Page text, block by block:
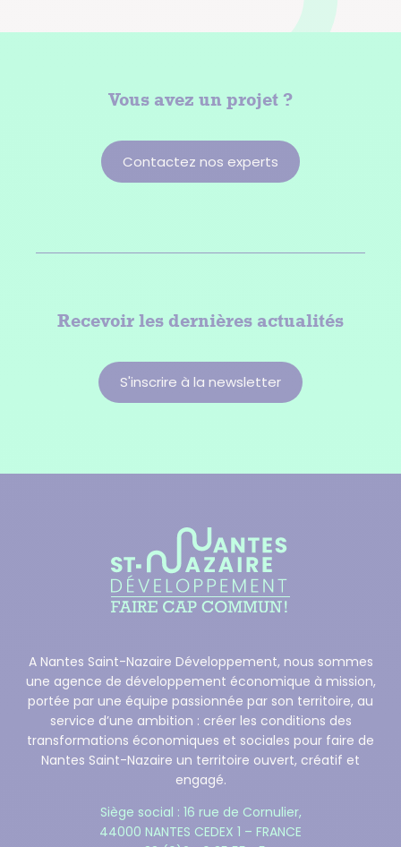
Vous avez un projet ?
Contactez nos experts
Recevoir les dernières actualités
S'inscrire à la newsletter
A Nantes Saint-Nazaire Développement, nous sommes
une agence de développement économique à mission,
portée par une équipe passionnée par son territoire, au
service d’une ambition : créer les conditions des
transformations économiques et sociales pour faire de
Nantes Saint-Nazaire un territoire ouvert, créatif et
engagé.
Siège social : 16 rue de Cornulier,
44000 NANTES CEDEX 1 – FRANCE